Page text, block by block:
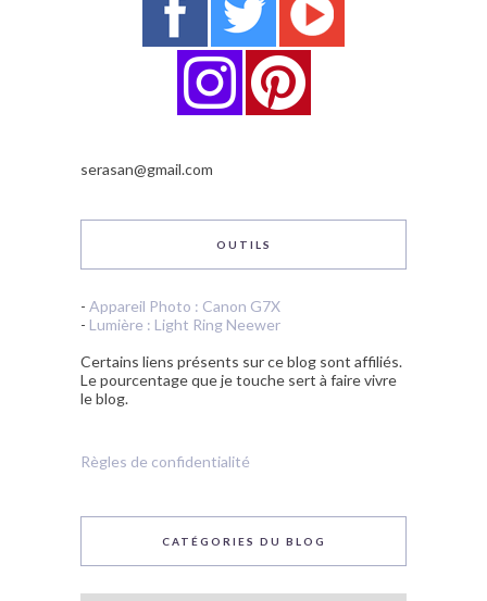
serasan@gmail.com
OUTILS
- Appareil Photo : Canon G7X
- Lumière : Light Ring Neewer
Certains liens présents sur ce blog sont affiliés.
Le pourcentage que je touche sert à faire vivre
le blog.
Règles de confidentialité
CATÉGORIES DU BLOG